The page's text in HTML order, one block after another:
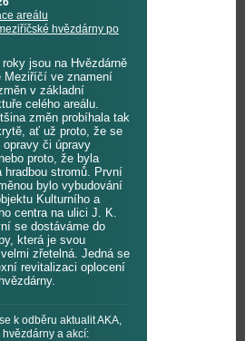
areálu
hvězdárny po
roky jsou na Hvězdárně
Meziříčí ve znamení
v základní
celého areálu.
změn probíhala tak
ať už proto, že se
opravy či úpravy
proto, že byla
hradbou stromů. První
bylo vybudování
Kulturního a
centra na ulici J. K.
se dostáváme do
která je svou
zřetelná. Jedná se
revitalizaci oplocení
k odběru aktualit AKA,
a akcí: